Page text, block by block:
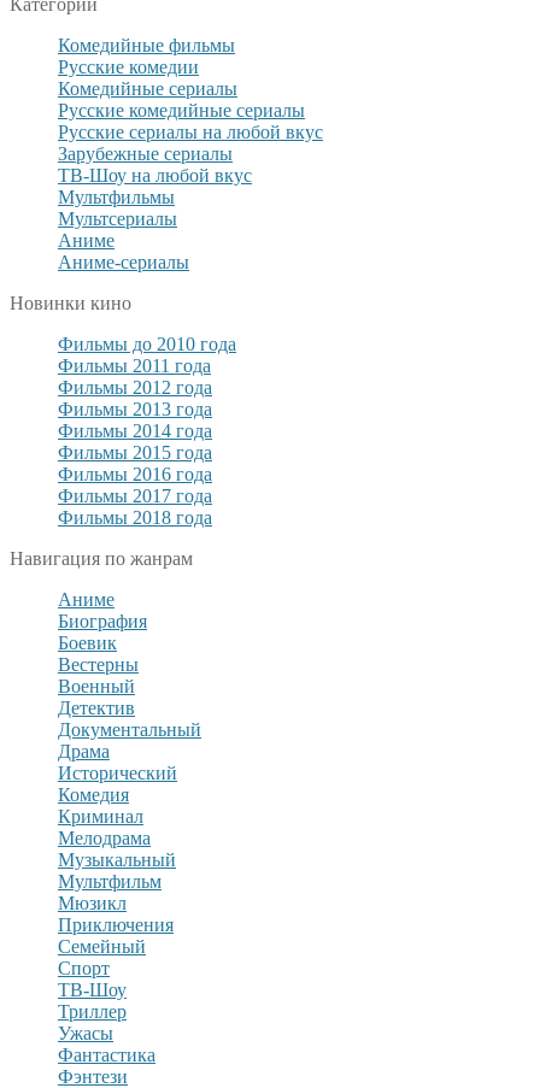
Комедийные фильмы
Русские комедии
Комедийные сериалы
Русские комедийные сериалы
Русские сериалы на любой вкус
Зарубежные сериалы
ТВ-Шоу на любой вкус
Мультфильмы
Мультсериалы
Аниме
Аниме-сериалы
Новинки кино
Фильмы до 2010 года
Фильмы 2011 года
Фильмы 2012 года
Фильмы 2013 года
Фильмы 2014 года
Фильмы 2015 года
Фильмы 2016 года
Фильмы 2017 года
Фильмы 2018 года
Навигация по жанрам
Аниме
Биография
Боевик
Вестерны
Военный
Детектив
Документальный
Драма
Исторический
Комедия
Криминал
Мелодрама
Музыкальный
Мультфильм
Мюзикл
Приключения
Семейный
Спорт
ТВ-Шоу
Триллер
Ужасы
Фантастика
Фэнтези